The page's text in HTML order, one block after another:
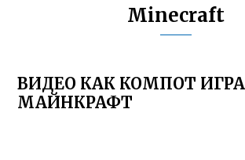
Minecraft
ВИДЕО КАК КОМПОТ
МАЙНКРАФТ